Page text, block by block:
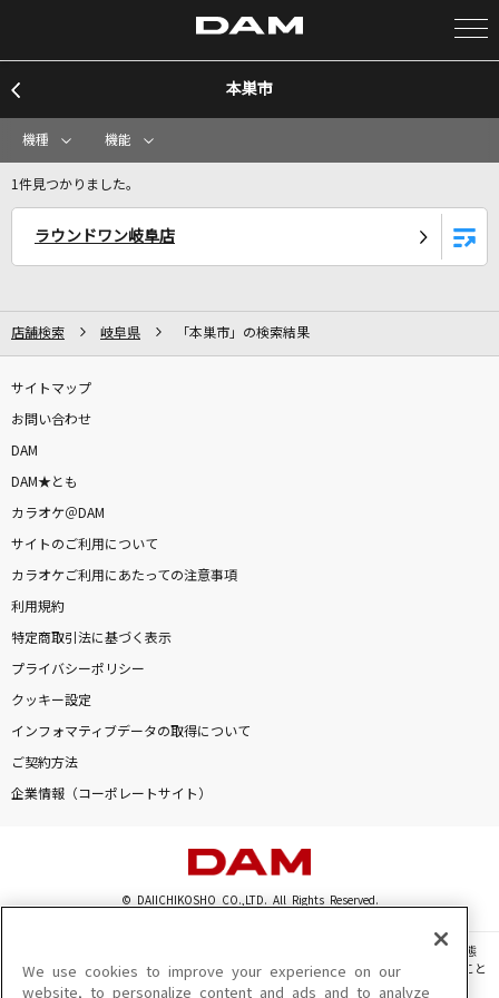
カラオケ検索
全国りれき
わたしの一番かわいいところ
FRUITS ZIPPER
青い果実
山口百恵
東京テディベア
[生音]あふれる涙が伝うとき
西野カナ
本巣市
機種 機能
1件見つかりました。
ラウンドワン岐阜店
店舗検索 岐阜県 「本巣市」の検索結果
サイトマップ
お問い合わせ
DAM
DAM★とも
カラオケ＠DAM
サイトのご利用について
カラオケご利用にあたっての注意事項
利用規約
特定商取引法に基づく表示
プライバシーポリシー
クッキー設定
インフォマティブデータの取得について
ご契約方法
企業情報（コーポレートサイト）
© DAIICHIKOSHO CO.,LTD. All Rights Reserved.
このサイトに掲載されている一切の文章・画像・写真・動画・音声等を、手段や形態
を問わず、著作権法の定める範囲を超えて無断で複製、転載、ファイル化などすること
を禁じます。
We use cookies to improve your experience on our
website, to personalize content and ads and to analyze